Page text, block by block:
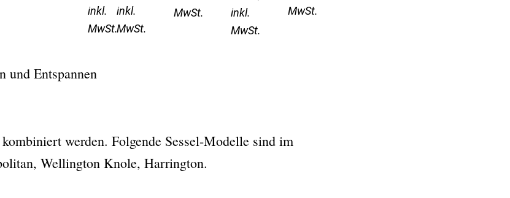
inkl.
MwSt.
inkl.
MwSt.
MwSt.
inkl.
MwSt.
MwSt.
und Entspannen
werden. Folgende Sessel-Modelle sind im
Wellington Knole, Harrington.